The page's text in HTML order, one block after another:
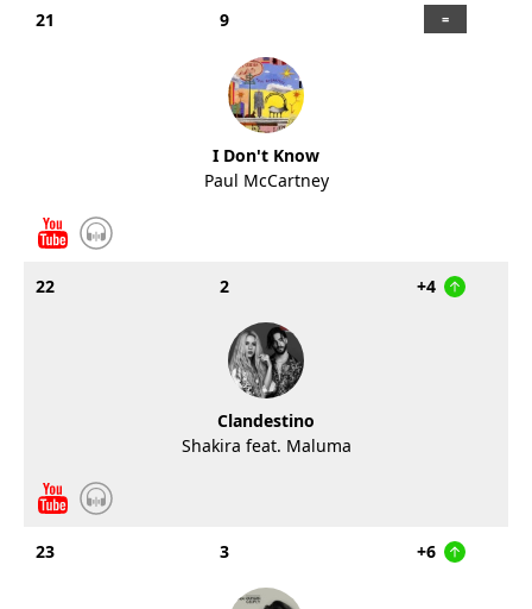
21 9
I Don't Know
Paul McCartney
22 2 +4
Clandestino
Shakira feat. Maluma
23 3 +6